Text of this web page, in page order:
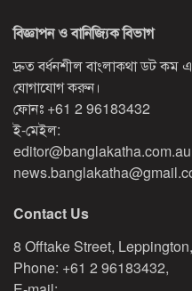
বিজ্ঞাপন ও বানিজ্যিক বিভাগ
দ্রুত বর্ধনশীল বাংলাকথা ডট কম
যোগাযোগ করুন।
ফোনঃ +61 2 96183432
ই-মেইল:
editor@banglakatha.com.au
Contact Us
8 Offtake Street,
Phone: +61 2 96183432,